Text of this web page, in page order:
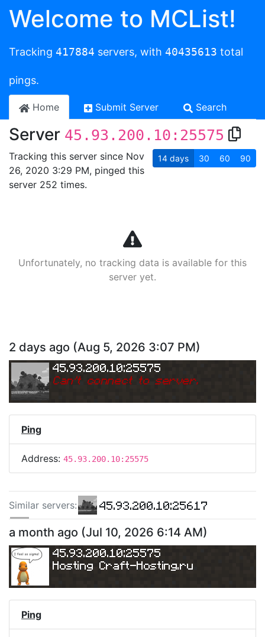
Welcome to MCList!
Tracking 417884 servers, with 40435613 total
pings.
Home Submit Server Search
Server 45.93.200.10:25575
Tracking this server since Nov
26, 2020 3:29 PM, pinged this
server 252 times.
14 days 30 60 90
Unfortunately, no tracking data is available for this
server yet.
2 days ago (Aug 5, 2026 3:07 PM)
45.93.200.10:25575
Can't connect to server.
Ping
Address: 45.93.200.10:25575
Similar servers:
45.93.200.10:25617
45.93.200.10:25573
mc.craft-craft.ru
45.93.200.10:25665
a month ago (Jul 10, 2026 6:14 AM)
45.93.200.10:25575
Hosting Craft-Hosting.ru
Ping